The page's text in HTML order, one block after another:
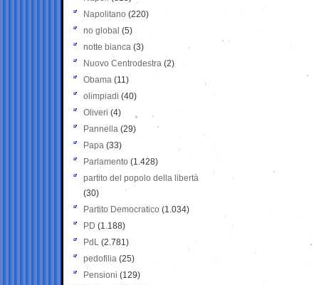
Napolitano (220)
no global (5)
notte bianca (3)
Nuovo Centrodestra (2)
Obama (11)
olimpiadi (40)
Oliveri (4)
Pannella (29)
Papa (33)
Parlamento (1.428)
partito del popolo della libertà
(30)
Partito Democratico (1.034)
PD (1.188)
PdL (2.781)
pedofilia (25)
Pensioni (129)